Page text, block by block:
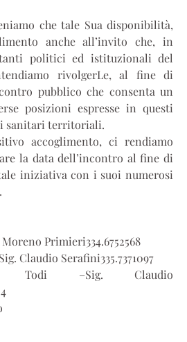
che tale Sua disponibilità,
anche all’invito che, in
politici ed istituzionali del
rivolgerLe, al fine di
pubblico che consenta un
posizioni espresse in questi
sanitari territoriali.
accoglimento, ci rendiamo
la data dell’incontro al fine di
iniziativa con i suoi numerosi
Primieri334.6752568
Claudio Serafini335.7371097
Todi –Sig. Claudio